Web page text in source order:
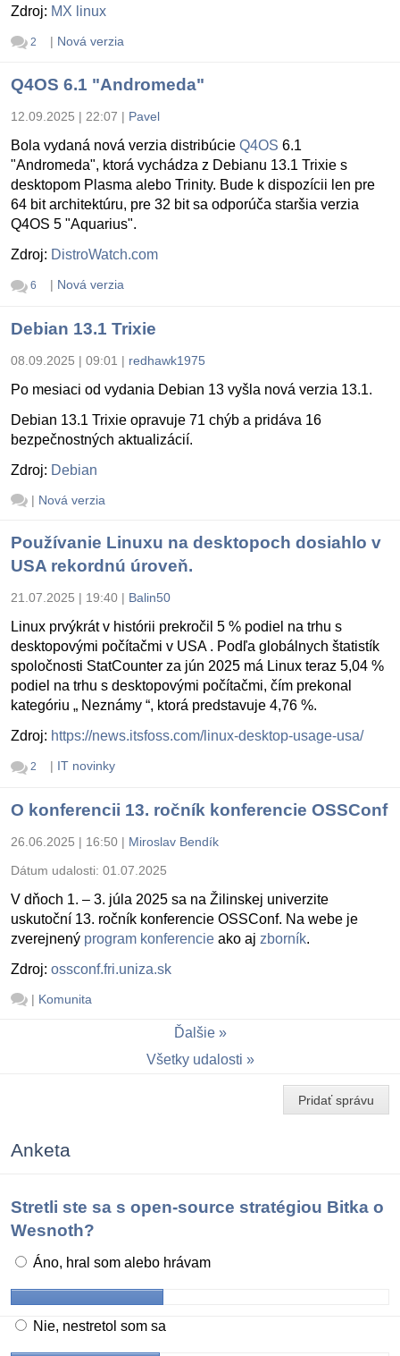
Zdroj: MX linux
2 | Nová verzia
Q4OS 6.1 "Andromeda"
12.09.2025 | 22:07 | Pavel
Bola vydaná nová verzia distribúcie Q4OS 6.1
"Andromeda", ktorá vychádza z Debianu 13.1 Trixie s
desktopom Plasma alebo Trinity. Bude k dispozícii len pre
64 bit architektúru, pre 32 bit sa odporúča staršia verzia
Q4OS 5 "Aquarius".
Zdroj: DistroWatch.com
6 | Nová verzia
Debian 13.1 Trixie
08.09.2025 | 09:01 | redhawk1975
Po mesiaci od vydania Debian 13 vyšla nová verzia 13.1.
Debian 13.1 Trixie opravuje 71 chýb a pridáva 16
bezpečnostných aktualizácií.
Zdroj: Debian
| Nová verzia
Používanie Linuxu na desktopoch dosiahlo v
USA rekordnú úroveň.
21.07.2025 | 19:40 | Balin50
Linux prvýkrát v histórii prekročil 5 % podiel na trhu s
desktopovými počítačmi v USA . Podľa globálnych štatistík
spoločnosti StatCounter za jún 2025 má Linux teraz 5,04 %
podiel na trhu s desktopovými počítačmi, čím prekonal
kategóriu „ Neznámy “, ktorá predstavuje 4,76 %.
Zdroj: https://news.itsfoss.com/linux-desktop-usage-usa/
2 | IT novinky
O konferencii 13. ročník konferencie OSSConf
26.06.2025 | 16:50 | Miroslav Bendík
Dátum udalosti: 01.07.2025
V dňoch 1. – 3. júla 2025 sa na Žilinskej univerzite
uskutoční 13. ročník konferencie OSSConf. Na webe je
zverejnený program konferencie ako aj zborník.
Zdroj: ossconf.fri.uniza.sk
| Komunita
Ďalšie
Všetky udalosti
Pridať správu
Anketa
Stretli ste sa s open-source stratégiou Bitka o
Wesnoth?
Áno, hral som alebo hrávam
Nie, nestretol som sa